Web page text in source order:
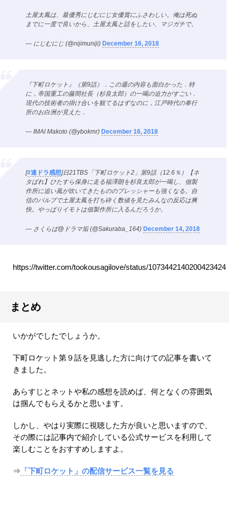
土屋太鳳は、最優秀にじむにじ女優賞にふさわしい。俺は死ぬ
までに一度で良いから、土屋太鳳と話をしたい、マジガチで。
— にじむにじ (@nijimuniji) December 16, 2018
『下町ロケット』（第9話）．この週の内容も面白かった．特
に，帝国重工の藤間社長（杉良太郎）の一喝の迫力がすごい．
現代の技術者の掛け合いを観てるはずなのに，江戸時代の奉行
所のお白洲が見えた．
— IMAI Makoto (@ybokmr) December 16, 2018
[#連ドラ感想]日21TBS「下町ロケット2」第9話（12.6％）【ネ
タばれ】ひたすら保身に走る福澤朗を杉良太郎が一喝し、佃製
作所に追い風が吹いてきたもののプレッシャーも強くなる。自
信のバルブで土屋太鳳を打ち砕く数値を見たみんなの反応は爽
快。やっぱりイモトは佃製作所に入るんだろうか。
— さくらば@ドラマ垢 (@Sakuraba_164) December 14, 2018
https://twitter.com/tookousagilove/status/1073442140200423424
まとめ
いかがでしたでしょうか。
下町ロケット第９話を見逃した方に向けての記事を書いて
きました。
あらすじとネットや私の感想を読めば、何となくの雰囲気
は掴んでもらえるかと思います。
しかし、やはり実際に視聴した方が良いと思いますので、
その際には記事内で紹介している公式サービスを利用して
楽しむことをおすすめしますよ。
⇒ 「下町ロケット」の配信サービス一覧を見る